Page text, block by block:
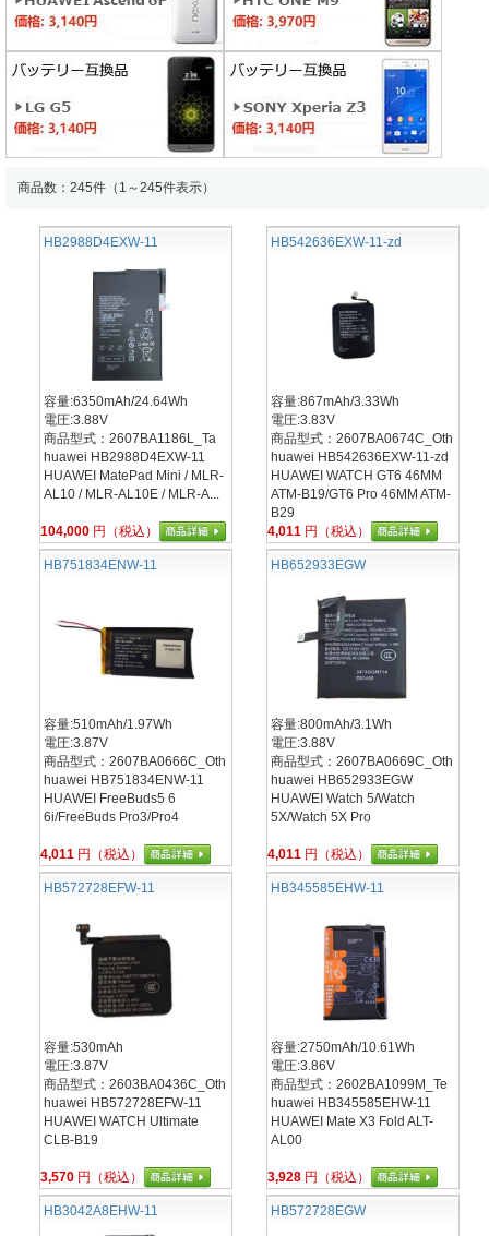
商品数：245件（1～245件表示）
HB2988D4EXW-11
容量:6350mAh/24.64Wh
電圧:3.88V
商品型式：2607BA1186L_Ta
huawei HB2988D4EXW-11
HUAWEI MatePad Mini / MLR-
AL10 / MLR-AL10E / MLR-A...
104,000 円（税込）
HB542636EXW-11-zd
容量:867mAh/3.33Wh
電圧:3.83V
商品型式：2607BA0674C_Oth
huawei HB542636EXW-11-zd
HUAWEI WATCH GT6 46MM
ATM-B19/GT6 Pro 46MM ATM-
B29
4,011 円（税込）
HB751834ENW-11
容量:510mAh/1.97Wh
電圧:3.87V
商品型式：2607BA0666C_Oth
huawei HB751834ENW-11
HUAWEI FreeBuds5 6
6i/FreeBuds Pro3/Pro4
4,011 円（税込）
HB652933EGW
容量:800mAh/3.1Wh
電圧:3.88V
商品型式：2607BA0669C_Oth
huawei HB652933EGW
HUAWEI Watch 5/Watch
5X/Watch 5X Pro
4,011 円（税込）
HB572728EFW-11
容量:530mAh
電圧:3.87V
商品型式：2603BA0436C_Oth
huawei HB572728EFW-11
HUAWEI WATCH Ultimate
CLB-B19
3,570 円（税込）
HB345585EHW-11
容量:2750mAh/10.61Wh
電圧:3.86V
商品型式：2602BA1099M_Te
huawei HB345585EHW-11
HUAWEI Mate X3 Fold ALT-
AL00
3,928 円（税込）
HB3042A8EHW-11 HB572728EGW